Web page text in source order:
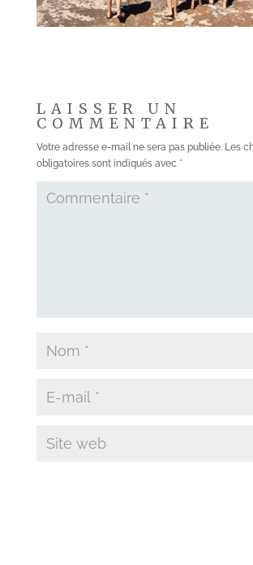
LAISSER UN
COMMENTAIRE
Votre adresse e-mail ne sera pas publiée. Les
obligatoires sont indiqués avec *